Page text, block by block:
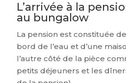
L’arrivée à la
au bungalow
La pension est constituée
bord de l’eau et d’une
l’autre côté de la pièce
petits déjeuners et les